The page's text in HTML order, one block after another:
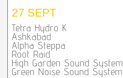
27 SEPT
Tetra Hydro K
Ashkabad
Alpha Steppa
Root Raid
High Garden Sound System
Green Noise Sound System